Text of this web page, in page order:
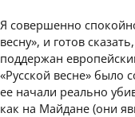
Я совершенно
весну», и готов
поддержан
«Русской весне» было
ее начали реально
как на Майдане (они